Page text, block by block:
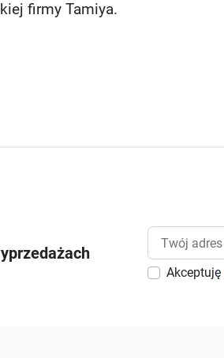
firmy Tamiya.
Akceptuję